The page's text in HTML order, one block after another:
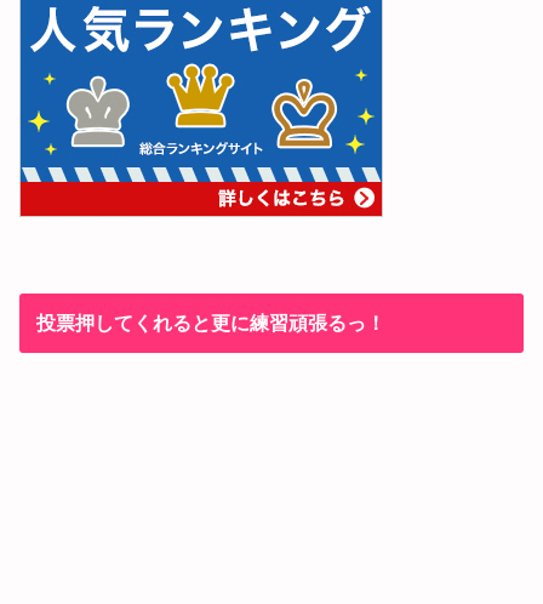
投票押してくれると更に練習頑張るっ！